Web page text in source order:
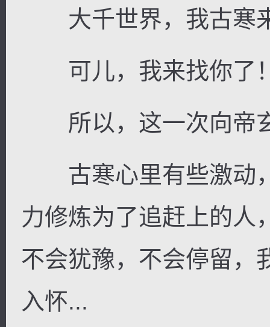
大千世界，我古寒
可儿，我来找你了
所以，这一次向帝
古寒心里有些激动
力修炼为了追赶上的人
不会犹豫，不会停留，
入怀...